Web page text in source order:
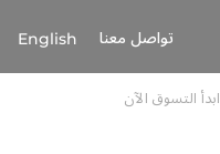
to
Content
تواصل معنا اللغة
English
ابدأ التسوق الآن